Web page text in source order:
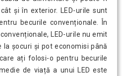
și în exterior. LED-urile sunt
becurile convenționale. În
LED-urile nu emit
șocuri și pot economisi până
ați folosi-o pentru becurile
de viață a unui LED este